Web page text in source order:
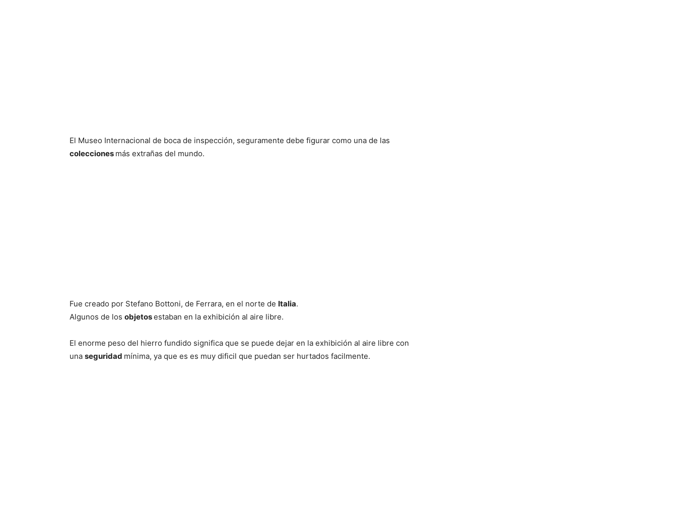
El Museo Internacional de boca de inspección, seguramente debe figurar como una de las
colecciones más extrañas del mundo.
Fue creado por Stefano Bottoni, de Ferrara, en el norte de Italia.
Algunos de los objetosestaban en la exhibición al aire libre.
El enorme peso del hierro fundido significa que se puede dejar en la exhibición al aire libre con
una seguridad mínima, ya que es es muy dificil que puedan ser hurtados facilmente.